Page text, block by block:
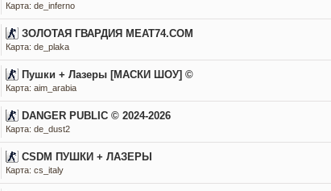
Карта: de_inferno
ЗОЛОТАЯ ГВАРДИЯ MEAT74.COM
Карта: de_plaka
Пушки + Лазеры [МАСКИ ШОУ] ©
Карта: aim_arabia
DANGER PUBLIC © 2024-2026
Карта: de_dust2
CSDM ПУШКИ + ЛАЗЕРЫ
Карта: cs_italy